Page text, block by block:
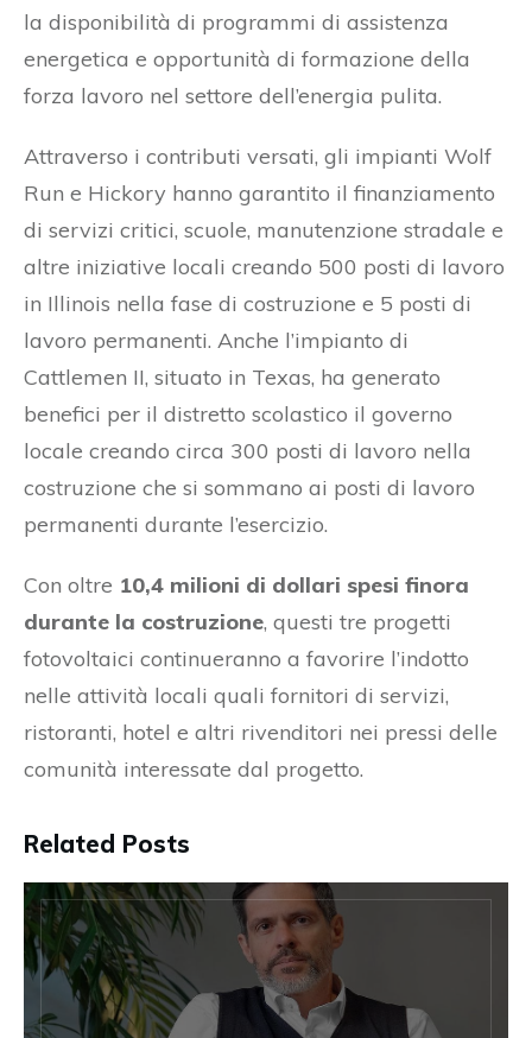
la disponibilità di programmi di assistenza
energetica e opportunità di formazione della
forza lavoro nel settore dell’energia pulita.
Attraverso i contributi versati, gli impianti Wolf
Run e Hickory hanno garantito il finanziamento
di servizi critici, scuole, manutenzione stradale e
altre iniziative locali creando 500 posti di lavoro
in Illinois nella fase di costruzione e 5 posti di
lavoro permanenti. Anche l’impianto di
Cattlemen II, situato in Texas, ha generato
benefici per il distretto scolastico il governo
locale creando circa 300 posti di lavoro nella
costruzione che si sommano ai posti di lavoro
permanenti durante l’esercizio.
Con oltre 10,4 milioni di dollari spesi finora
durante la costruzione, questi tre progetti
fotovoltaici continueranno a favorire l’indotto
nelle attività locali quali fornitori di servizi,
ristoranti, hotel e altri rivenditori nei pressi delle
comunità interessate dal progetto.
Related Posts